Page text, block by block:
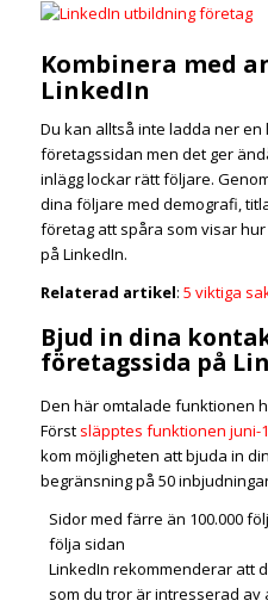
Kombinera med
LinkedIn
Du kan alltså inte ladda ner
företagssidan men det ger
inlägg lockar rätt följare.
dina följare med demografi,
företag att spåra som visar
på LinkedIn.
Relaterad artikel: 5 viktiga
Bjud in dina
företagssida på
Den här omtalade funktionen
Först släpptes funktionen juni-
kom möjligheten att bjuda in
begränsning på 50
Sidor med färre än 100.000
följa sidan
LinkedIn rekommenderar att
som du tror är intresserad av